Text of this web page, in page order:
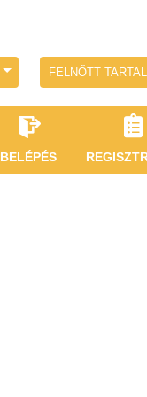
FELNŐTT
BELÉPÉS